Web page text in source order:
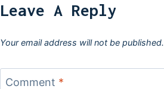
Leave A Reply
Your email address will not be published.
Comment *